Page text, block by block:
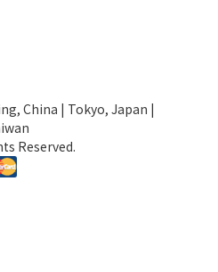
China | Tokyo, Japan |
Reserved.